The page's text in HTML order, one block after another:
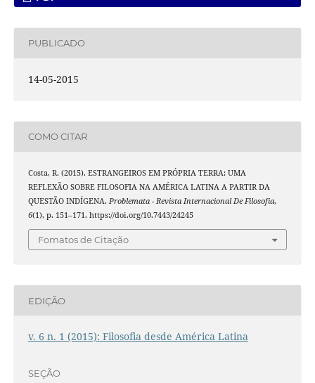
PUBLICADO
14-05-2015
COMO CITAR
Costa, R. (2015). ESTRANGEIROS EM PRÓPRIA TERRA: UMA
REFLEXÃO SOBRE FILOSOFIA NA AMÉRICA LATINA A PARTIR DA
QUESTÃO INDÍGENA. Problemata - Revista Internacional De Filosofia,
6(1), p. 151–171. https://doi.org/10.7443/24245
Fomatos de Citação
EDIÇÃO
v. 6 n. 1 (2015): Filosofia desde América Latina
SEÇÃO